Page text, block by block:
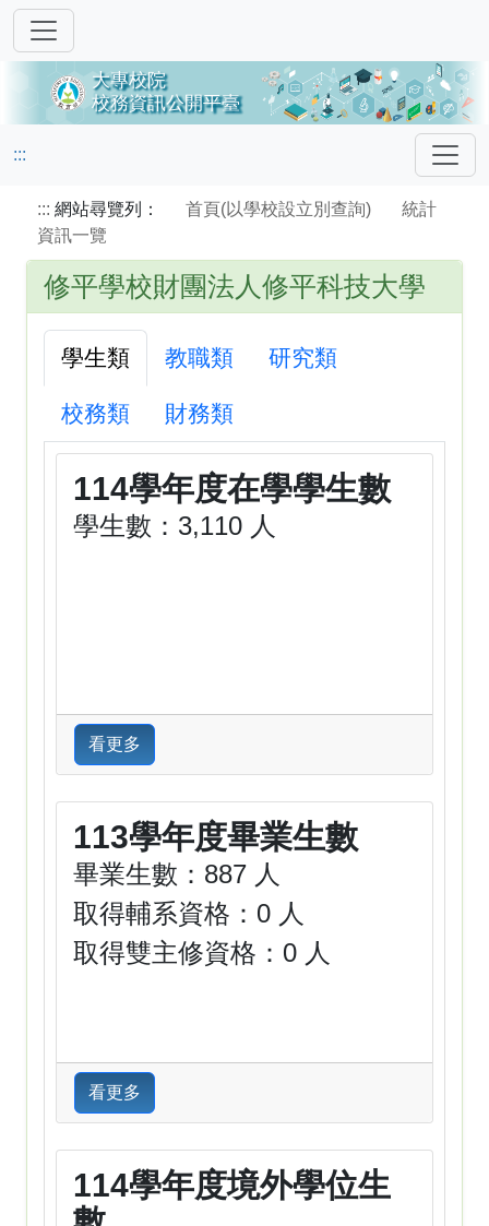
:::
::: 網站尋覽列： 首頁(以學校設立別查詢)
統計
資訊一覽
修平學校財團法人修平科技大學
學生類 教職類 研究類
校務類 財務類
114學年度在學學生數
學生數：3,110 人
看更多
113學年度畢業生數
畢業生數：887 人
取得輔系資格：0 人
取得雙主修資格：0 人
看更多
114學年度境外學位生